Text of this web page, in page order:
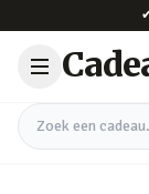
Zoek een cadeau